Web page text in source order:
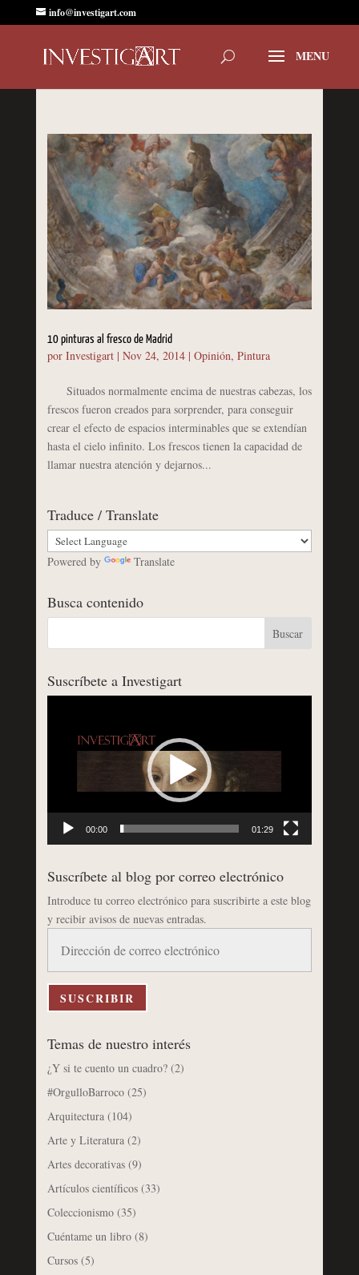
info@investigart.com
10 pinturas al fresco de Madrid
por Investigart| Nov 24, 2014| Opinión, Pintura
Situados normalmente encima de nuestras cabezas, los
frescos fueron creados para sorprender, para conseguir
crear el efecto de espacios interminables que se extendían
hasta el cielo infinito. Los frescos tienen la capacidad de
llamar nuestra atención y dejarnos...
Traduce / Translate
Powered by Translate
Busca contenido
Suscríbete a Investigart
00:00 01:29
Suscríbete al blog por correo electrónico
Introduce tu correo electrónico para suscribirte a este blog
y recibir avisos de nuevas entradas.
correo
electrónico
SUSCRIBIR
Temas de nuestro interés
¿Y si te cuento un cuadro?(2)
#OrgulloBarroco(25)
Arquitectura(104)
Arte y Literatura(2)
Artes decorativas(9)
Artículos científicos(33)
Coleccionismo(35)
Cuéntame un libro(8)
Cursos(5)